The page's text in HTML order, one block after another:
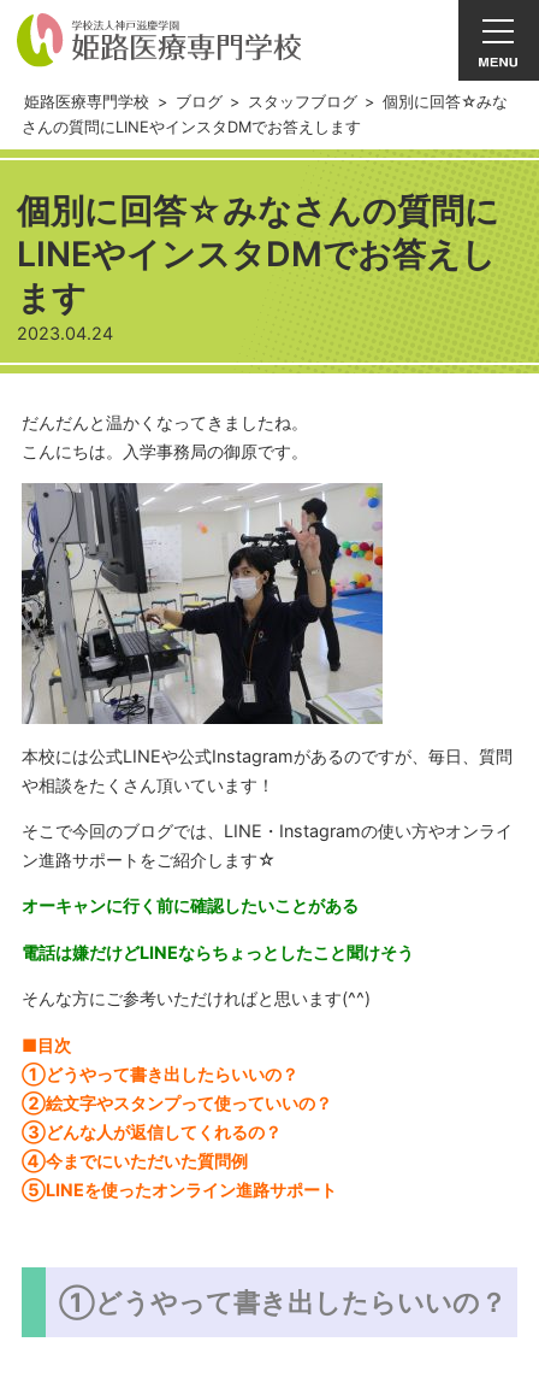
姫路医療専門学校 > ブログ > スタッフブログ > 個別に回答☆みな
さんの質問にLINEやインスタDMでお答えします
個別に回答☆みなさんの質問に
LINEやインスタDMでお答えし
ます
2023.04.24
だんだんと温かくなってきましたね。
こんにちは。入学事務局の御原です。
本校には公式LINEや公式Instagramがあるのですが、毎日、質問
や相談をたくさん頂いています！
そこで今回のブログでは、LINE・Instagramの使い方やオンライ
ン進路サポートをご紹介します☆
オーキャンに行く前に確認したいことがある
電話は嫌だけどLINEならちょっとしたこと聞けそう
そんな方にご参考いただければと思います(^^)
■目次
①どうやって書き出したらいいの？
②絵文字やスタンプって使っていいの？
③どんな人が返信してくれるの？
④今までにいただいた質問例
⑤LINEを使ったオンライン進路サポート
①どうやって書き出したらいいの？